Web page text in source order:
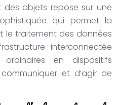
des objets repose sur une
qui permet la
le traitement des données
interconnectée
en dispositifs
et d’agir de